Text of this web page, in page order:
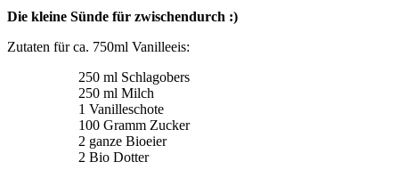
Die kleine Sünde für zwischendurch :)
Zutaten für ca. 750ml Vanilleeis:
250 ml Schlagobers
250 ml Milch
1 Vanilleschote
100 Gramm Zucker
2 ganze Bioeier
2 Bio Dotter